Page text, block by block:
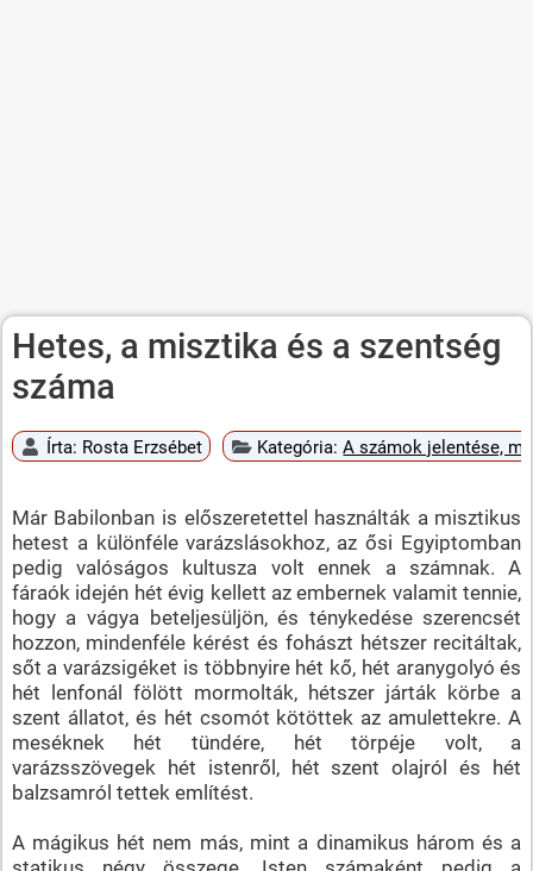
Hetes, a misztika és a szentség
száma
Írta: Rosta Erzsébet Kategória:A számok jelentése,
Már Babilonban is előszeretettel használták a misztikus
hetest a különféle varázslásokhoz, az ősi Egyiptomban
pedig valóságos kultusza volt ennek a számnak. A
fáraók idején hét évig kellett az embernek valamit tennie,
hogy a vágya beteljesüljön, és ténykedése szerencsét
hozzon, mindenféle kérést és fohászt hétszer recitáltak,
sőt a varázsigéket is többnyire hét kő, hét aranygolyó és
hét lenfonál fölött mormolták, hétszer járták körbe a
szent állatot, és hét csomót kötöttek az amulettekre. A
meséknek hét tündére, hét törpéje volt, a
varázsszövegek hét istenről, hét szent olajról és hét
balzsamról tettek említést.
A mágikus hét nem más, mint a dinamikus három és a